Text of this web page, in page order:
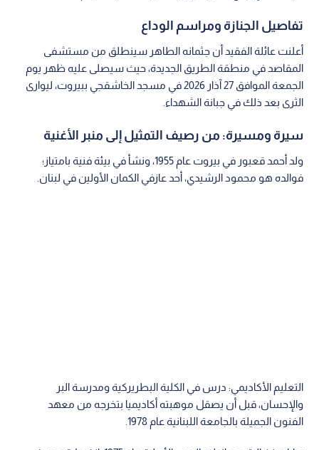
ولد أحمد قعبور في بيروت عام 1955، ونشأ في بيئة فنية بامتياز؛
فوالده هو محمود الرشيدي، أحد عازفي الكمان الأولين في لبنان.